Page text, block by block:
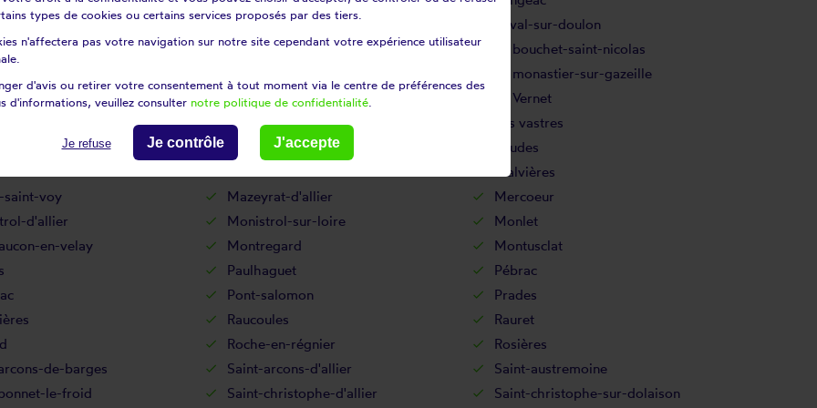
Laussonne
Laval-sur-doulon
chilhac Lavoûte-sur-loire
Le bouchet-saint-nicolas
Le monastier-sur-gazeille
Le Puy-en-Velay
Le Vernet
Les estables
Les vastres
Lorlanges
Loudes
Malvières
saint-voy Mazeyrat-d'allier
Mercoeur
d'allier Monistrol-sur-loire
Monlet
en-velay Montregard
Montusclat
Paulhaguet
Pébrac
Pont-salomon
Prades
Raucoules
Rauret
Roche-en-régnier
Rosières
de-barges Saint-arcons-d'allier
Saint-austremoine
le-froid Saint-christophe-d'allier
Saint-christophe-sur-dolaison
types de cookies ou certains services proposés par des tiers.
n'affectera pas votre navigation sur notre site cependant votre expérience utilisateur
d'avis ou retirer votre consentement à tout moment via le centre de préférences des
d'informations, veuillez consulter notre politique de confidentialité
Je refuse Je contrôle J'accepte